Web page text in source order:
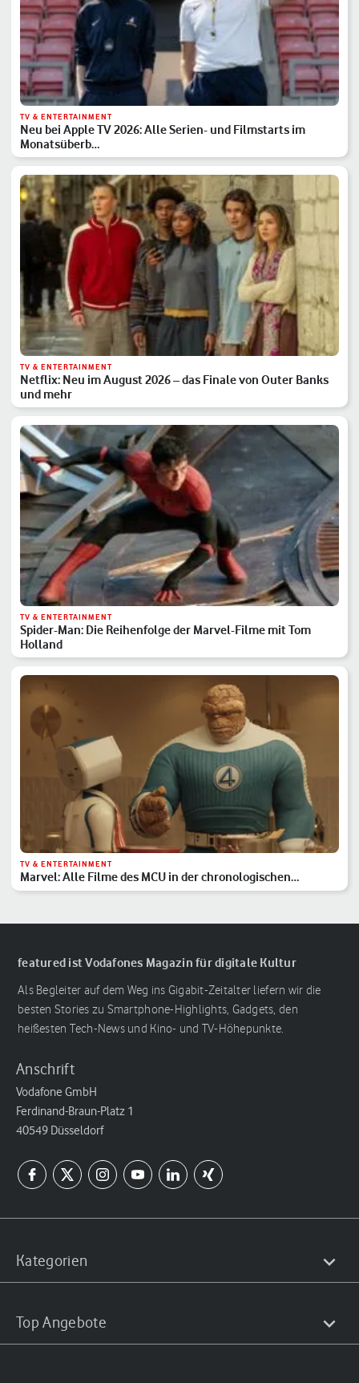
TV & ENTERTAINMENT
Neu bei Apple TV 2026: Alle Serien- und Filmstarts im
Monatsüberb…
TV & ENTERTAINMENT
Netflix: Neu im August 2026 – das Finale von Outer Banks
und mehr
TV & ENTERTAINMENT
Spider-Man: Die Reihenfolge der Marvel-Filme mit Tom
Holland
TV & ENTERTAINMENT
Marvel: Alle Filme des MCU in der chronologischen
Reihenfolge
featured ist Vodafones Magazin für digitale Kultur
Als Begleiter auf dem Weg ins Gigabit-Zeitalter liefern wir die
besten Stories zu Smartphone-Highlights, Gadgets, den
heißesten Tech-News und Kino- und TV-Höhepunkte.
Anschrift
Vodafone GmbH
Ferdinand-Braun-Platz 1
40549 Düsseldorf
Kategorien
Top Angebote